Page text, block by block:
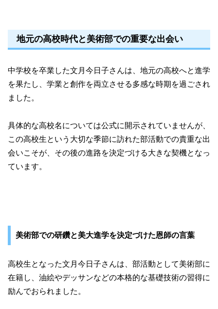
地元の高校時代と美術部での重要な出会い
中学校を卒業した文月今日子さんは、地元の高校へと進学
を果たし、学業と創作を両立させる多感な時期を過ごされ
ました。
具体的な高校名については公式に開示されていませんが、
この高校生という大切な季節に訪れた部活動での貴重な出
会いこそが、その後の進路を決定づける大きな契機となっ
ています。
美術部での研鑽と美大進学を決定づけた恩師の言葉
高校生となった文月今日子さんは、部活動として美術部に
在籍し、油絵やデッサンなどの本格的な基礎技術の習得に
励んでおられました。